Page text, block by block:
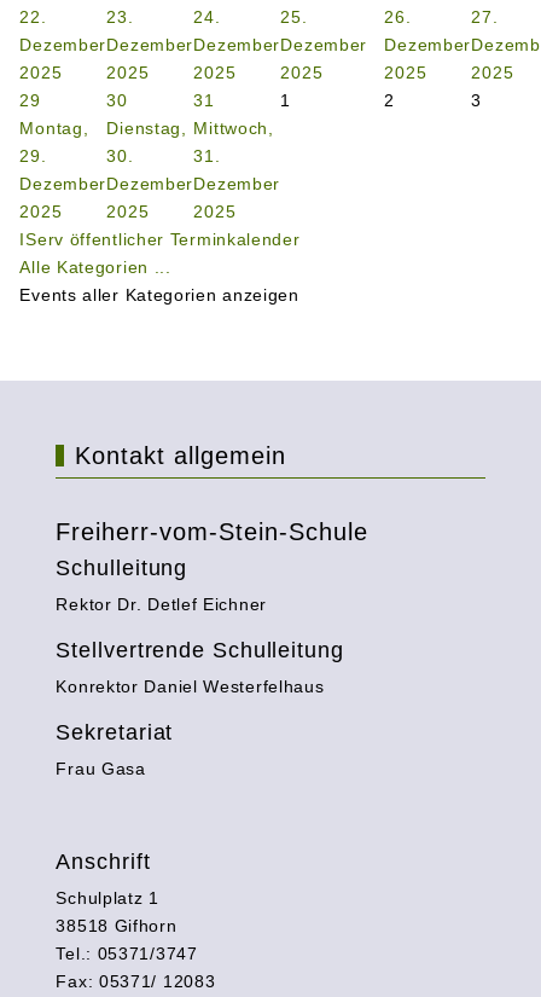
22.
Dezember
2025
23.
Dezember
2025
24.
Dezember
2025
25.
Dezember
2025
26.
Dezember
2025
27.
2025
29
Montag,
29.
Dezember
2025
30
Dienstag,
30.
Dezember
2025
31
Mittwoch,
31.
Dezember
2025
1 2 3
IServ öffentlicher Terminkalender
Alle Kategorien ...
Events aller Kategorien anzeigen
Kontakt allgemein
Freiherr-vom-Stein-Schule
Schulleitung
Rektor Dr. Detlef Eichner
Stellvertrende Schulleitung
Konrektor Daniel Westerfelhaus
Sekretariat
Frau Gasa
Anschrift
Schulplatz 1
38518 Gifhorn
Tel.: 05371/3747
Fax: 05371/ 12083